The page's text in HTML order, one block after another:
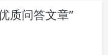
质问答文章”